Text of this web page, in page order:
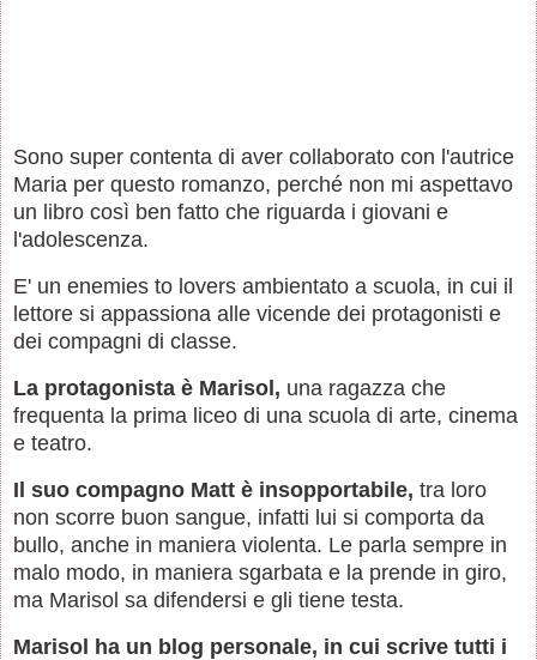
Sono super contenta di aver collaborato con l'autrice
Maria per questo romanzo, perché non mi aspettavo
un libro così ben fatto che riguarda i giovani e
l'adolescenza.
E' un enemies to lovers ambientato a scuola, in cui il
lettore si appassiona alle vicende dei protagonisti e
dei compagni di classe.
La protagonista è Marisol, una ragazza che
frequenta la prima liceo di una scuola di arte, cinema
e teatro.
Il suo compagno Matt è insopportabile, tra loro
non scorre buon sangue, infatti lui si comporta da
bullo, anche in maniera violenta. Le parla sempre in
malo modo, in maniera sgarbata e la prende in giro,
ma Marisol sa difendersi e gli tiene testa.
Marisol ha un blog personale, in cui scrive tutti i